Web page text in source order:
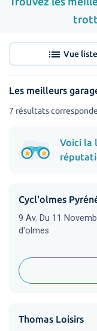
list Vue liste
Les meilleurs
7 résultats
Voici la
Cycl'olmes
9 Av. Du 11
d'olmes
Thomas Loisirs